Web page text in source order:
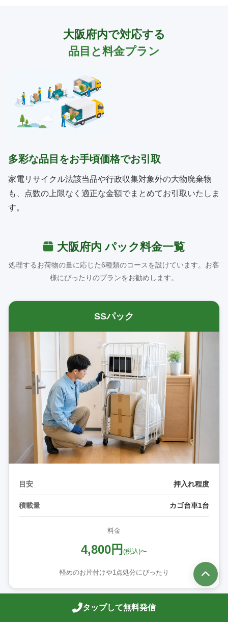
大阪府内で対応する
品目と料金プラン
多彩な品目をお手頃価格でお引取
家電リサイクル法該当品や行政収集対象外の大物廃棄物
も、点数の上限なく適正な金額でまとめてお引取いたしま
す。
大阪府内 パック料金一覧
処理するお荷物の量に応じた6種類のコースを設けています。お客
様にぴったりのプランをお勧めします。
SSパック
目安 押入れ程度
積載量 カゴ台車1台
料金
4,800円 (税込)〜
軽めのお片付けや1点処分にぴったり
Sパック
タップして無料発信